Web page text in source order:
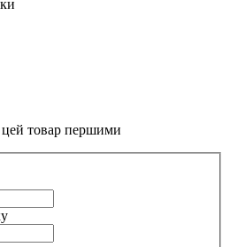
цей товар першими